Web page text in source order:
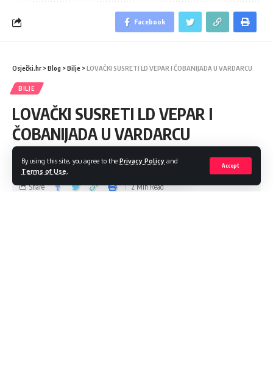
By using this site, you agree to the Privacy Policy and
Terms of Use
Accept
Facebook
Osječki.hr >Blog >Bilje >LOVAČKI SUSRETI LD VEPAR I ČOBANIJADA U VARDARCU
BILJE
LOVAČKI SUSRETI LD VEPAR I
ČOBANIJADA U VARDARCU
Kontakt za prijavu natjecatelja čobanijade: 099/687 1105
Share 2 Min Read